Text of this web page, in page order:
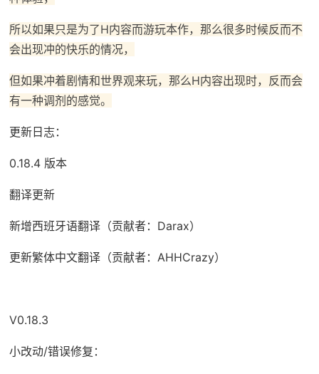
所以如果只是为了H内容而游玩本作，那么很多时候反而不
会出现冲的快乐的情况，
但如果冲着剧情和世界观来玩，那么H内容出现时，反而会
有一种调剂的感觉。
更新日志：
0.18.4 版本
翻译更新
新增西班牙语翻译（贡献者：Darax）
更新繁体中文翻译（贡献者：AHHCrazy）
V0.18.3
小改动/错误修复：